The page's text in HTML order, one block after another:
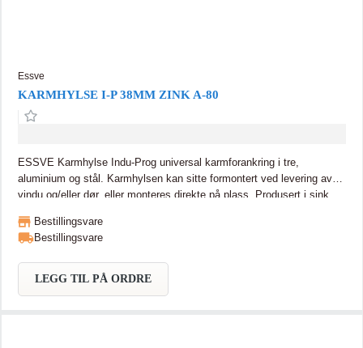
Essve
KARMHYLSE I-P 38MM ZINK A-80
ESSVE Karmhylse Indu-Prog universal karmforankring i tre,
aluminium og stål. Karmhylsen kan sitte formontert ved levering av
vindu og/eller dør, eller monteres direkte på plass. Produsert i sink,
KARMHYLSE I-P 38MM ZINK A-80 Materiale å feste i: Aluminium,
Plast, Stål, Tre Bits: INSEX10 Diamter hode: 20 mm Bordiameter
karmsystem: Indu-prog
Bestillingsvare
Bestillingsvare
LEGG TIL PÅ ORDRE